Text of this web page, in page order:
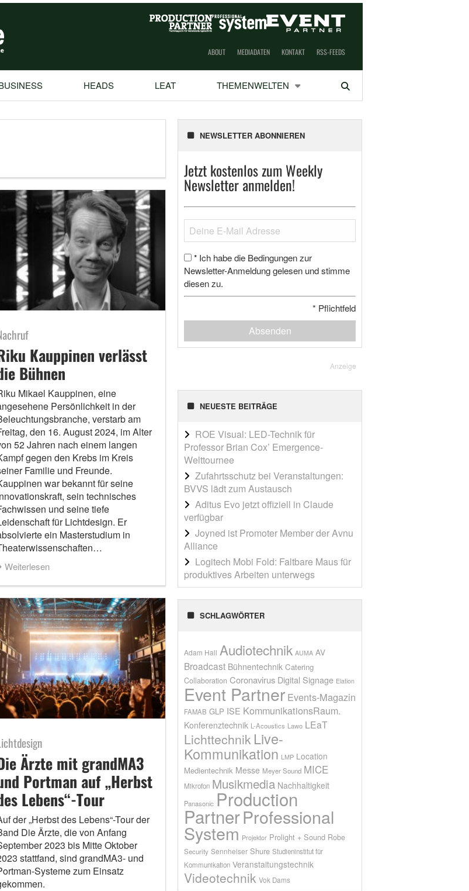
ABOUT MEDIADATEN KONTAKT RSS-FEEDS
HEADS LEAT THEMENWELTEN Suchen
Kauppinen verlässt
Bühnen
Mikael Kauppinen, eine
Persönlichkeit in der
verstarb am
den 16. August 2024, im Alter
52 Jahren nach einem langen
gegen den Krebs im Kreis
Familie und Freunde.
war bekannt für seine
sein technisches
und seine tiefe
für Lichtdesign. Er
ein Masterstudium in
Weiterlesen
Ärzte mit grandMA3
Portman auf „Herbst
Lebens“-Tour
der „Herbst des Lebens“-Tour der
Die Ärzte, die von Anfang
2023 bis Mitte Oktober
stattfand, sind grandMA3- und
Systeme zum Einsatz
NEWSLETTER ABONNIEREN
Jetzt kostenlos zum Weekly
Newsletter anmelden!
* Ich habe die Bedingungen zur
Newsletter-Anmeldung gelesen und stimme
diesen zu.
* Pflichtfeld
Absenden
Anzeige
NEUESTE BEITRÄGE
ROE Visual: LED-Technik für
Professor Brian Cox’ Emergence-
Welttournee
Zufahrtsschutz bei Veranstaltungen:
BVVS lädt zum Austausch
Aditus Evo jetzt offiziell in Claude
verfügbar
Joyned ist Promoter Member der Avnu
Alliance
Logitech Mobi Fold: Faltbare Maus für
produktives Arbeiten unterwegs
SCHLAGWÖRTER
Adam Hall Audiotechnik AUMA AV
Broadcast Bühnentechnik Catering
Collaboration Coronavirus Digital Signage Elation
Event Partner Events-Magazin
FAMAB GLP ISE KommunikationsRaum.
Konferenztechnik L-Acoustics Lawo LEaT
Lichttechnik Live-
Kommunikation LMP Location
Medientechnik Messe Meyer Sound MICE
Mikrofon Musikmedia Nachhaltigkeit
Panasonic Production
PartnerProfessional
System Projektor Prolight + Sound Robe
Security Sennheiser Shure Studieninstitut für
Kommunikation Veranstaltungstechnik
Videotechnik Vok Dams